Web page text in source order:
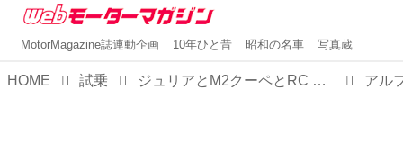
MotorMagazine誌連動企画 10年ひと昔 昭和の名車 写真蔵
HOME 試乗 ジュリアとM2クーペとRC Fを【比較試乗】。お楽しみはFRからはじまり、高揚感か官能性か精緻さかいずれかに至る